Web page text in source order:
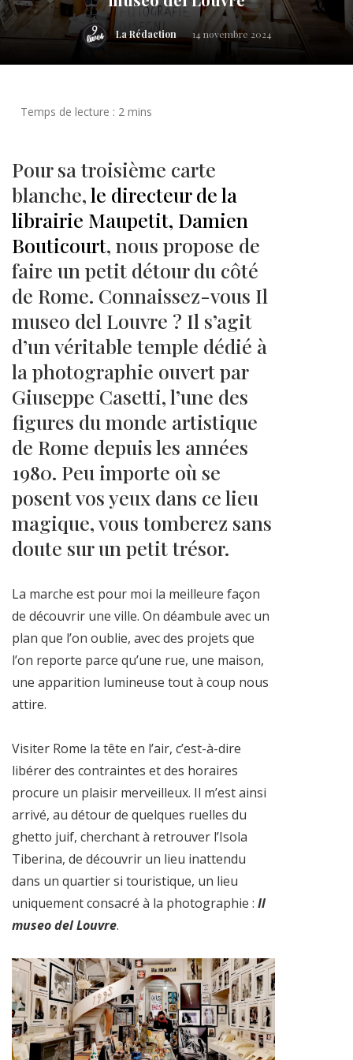
La Rédaction 14 novembre 2024
Pour sa troisième carte
blanche,le directeur de la
librairie Maupetit, Damien
Bouticourt, nous propose de
faire un petit détour du côté
de Rome. Connaissez-vous Il
museo del Louvre ? Il s’agit
d’un véritable temple dédié à
la photographie ouvert par
Giuseppe Casetti, l’une des
figures du monde artistique
de Rome depuis les années
1980. Peu importe où se
posent vos yeux dans ce lieu
magique, vous tomberez sans
doute sur un petit trésor.
La marche est pour moi la meilleure façon
de découvrir une ville. On déambule avec un
plan que l’on oublie, avec des projets que
l’on reporte parce qu’une rue, une maison,
une apparition lumineuse tout à coup nous
attire.
Visiter Rome la tête en l’air, c’est-à-dire
libérer des contraintes et des horaires
procure un plaisir merveilleux. Il m’est ainsi
arrivé, au détour de quelques ruelles du
ghetto juif, cherchant à retrouver l’Isola
Tiberina, de découvrir un lieu inattendu
dans un quartier si touristique, un lieu
uniquement consacré à la photographie : Il
museo del Louvre.